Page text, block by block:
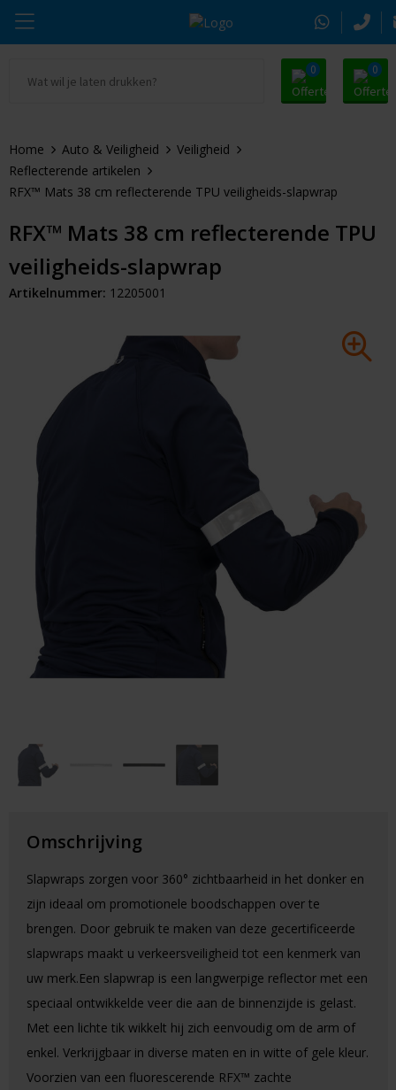
0 0
Drinkwaren
Kleding & Textiel
Tassen & Reizen
Elektronica & Gadgets
Beurs & Event
Sleutelhangers & Tools
Huis & Lifestyle
Gezondheid & Verzorging
Alle promosnoepje
Zomer
Pasen
Kerst
Eindejaarsgeschenken
Alle geefmomenten
Thule
Moleskine
Alle merken
Home Auto & Veiligheid
Veiligheid
Reflecterende artikelen
RFX™ Mats 38 cm reflecterende TPU veiligheids-slapwrap
RFX™ Mats 38 cm reflecterende TPU
veiligheids-slapwrap
Artikelnummer: 12205001
Omschrijving
Slapwraps zorgen voor 360° zichtbaarheid in het donker en
zijn ideaal om promotionele boodschappen over te
brengen. Door gebruik te maken van deze gecertificeerde
slapwraps maakt u verkeersveiligheid tot een kenmerk van
uw merk.Een slapwrap is een langwerpige reflector met een
speciaal ontwikkelde veer die aan de binnenzijde is gelast.
Met een lichte tik wikkelt hij zich eenvoudig om de arm of
enkel. Verkrijgbaar in diverse maten en in witte of gele kleur.
Voorzien van een fluorescerende RFX™ zachte